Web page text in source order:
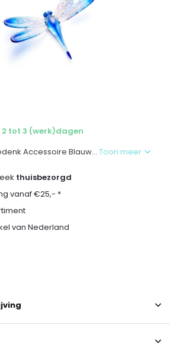
tot 3 (werk)dagen
Accessoire Blauw...Toon meer
thuisbezorgd
vanaf €25,- *
van Nederland